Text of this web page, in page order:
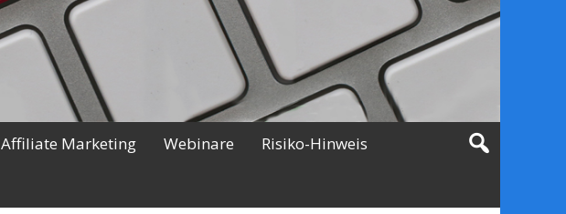
Affiliate Marketing Webinare Risiko-Hinweis